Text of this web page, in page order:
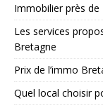
Immobilier près de
Les services
Bretagne
Prix de l’immo
Quel local choisir